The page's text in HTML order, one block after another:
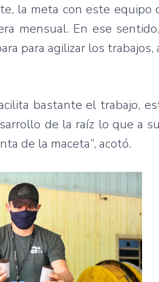
la meta con este
mensual. En ese
para agilizar los
bastante el trabajo,
de la raíz lo que a
de la maceta”, acotó.